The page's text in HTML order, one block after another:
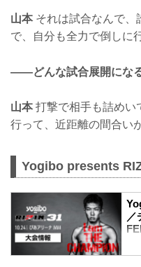
山本それは試合なんで、
で、自分も全力で倒しに
——どんな試合展開にな
山本打撃で相手も詰めい
行って、近距離の間合い
Yogibo presents
／